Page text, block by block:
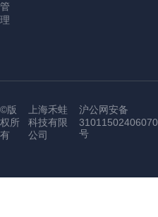
管
理
©版
权所
有
上海禾蛙
科技有限
公司
沪公网安备
31011502406070
号